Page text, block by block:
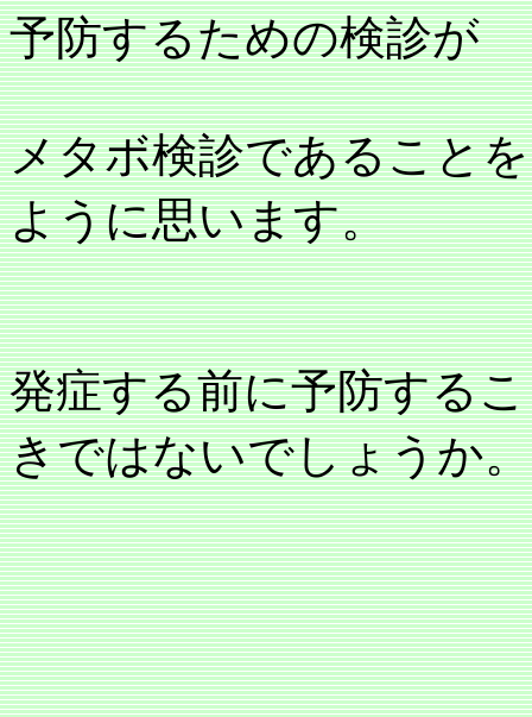
予防するための検診が
メタボ検診であること
ように思います。
発症する前に予防する
きではないでしょうか。